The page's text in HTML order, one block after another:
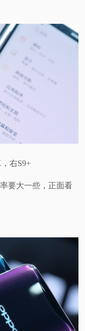
右S9+
要大一些，正面看